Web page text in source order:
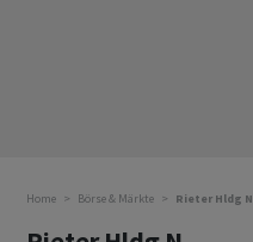
Home Börse & Märkte Rieter Hldg N